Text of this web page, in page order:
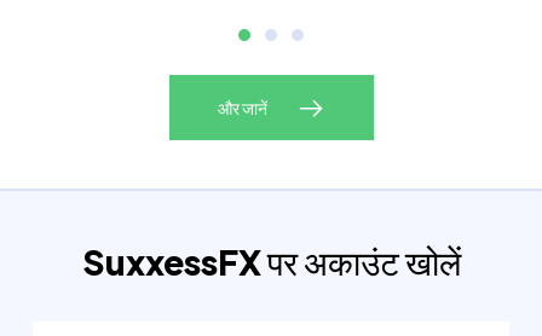
और जानें
SuxxessFXपर अकाउंट खोलें